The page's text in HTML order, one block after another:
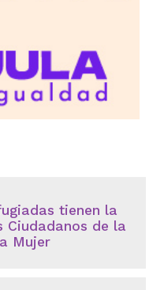
tienen la
Ciudadanos de la
Mujer